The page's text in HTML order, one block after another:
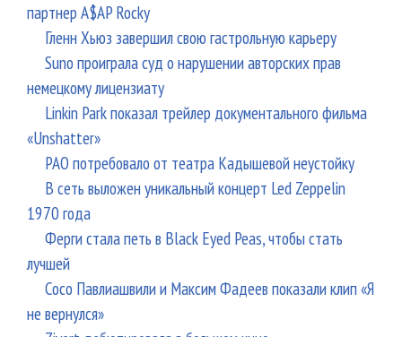
партнер A$AP Rocky
Гленн Хьюз завершил свою гастрольную карьеру
Suno проиграла суд о нарушении авторских прав
немецкому лицензиату
Linkin Park показал трейлер документального фильма
«Unshatter»
РАО потребовало от театра Кадышевой неустойку
В сеть выложен уникальный концерт Led Zeppelin
1970 года
Ферги стала петь в Black Eyed Peas, чтобы стать
лучшей
Сосо Павлиашвили и Максим Фадеев показали клип «Я
не вернулся»